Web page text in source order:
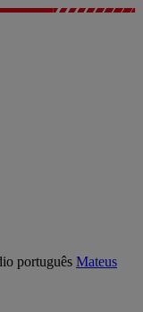
português Mateus